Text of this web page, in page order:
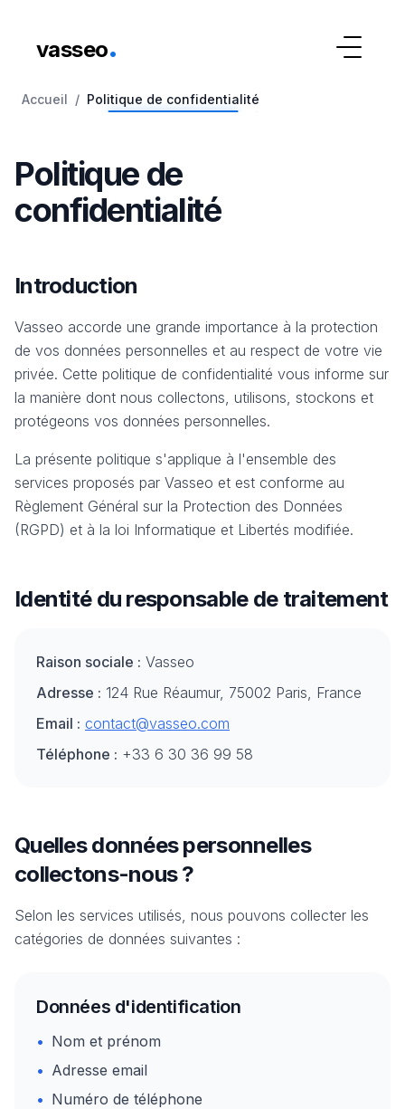
vasseo.
Accueil / Politique de confidentialité
Politique de confidentialité
Politique de
confidentialité
Introduction
Vasseo accorde une grande importance à la protection
de vos données personnelles et au respect de votre vie
privée. Cette politique de confidentialité vous informe sur
la manière dont nous collectons, utilisons, stockons et
protégeons vos données personnelles.
La présente politique s'applique à l'ensemble des
services proposés par Vasseo et est conforme au
Règlement Général sur la Protection des Données
(RGPD) et à la loi Informatique et Libertés modifiée.
Identité du responsable de traitement
Raison sociale : Vasseo
Adresse : 124 Rue Réaumur, 75002 Paris, France
Email : contact@vasseo.com
Téléphone : +33 6 30 36 99 58
Quelles données personnelles
collectons-nous ?
Selon les services utilisés, nous pouvons collecter les
catégories de données suivantes :
Données d'identification
• Nom et prénom
• Adresse email
• Numéro de téléphone